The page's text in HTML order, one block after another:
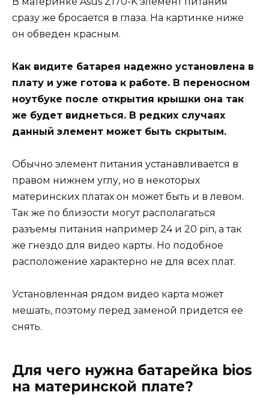
сразу же бросается в глаза. На картинке ниже
он обведен красным.
Как видите батарея надежно установлена в
плату и уже готова к работе. В переносном
ноутбуке после открытия крышки она так
же будет виднеться. В редких случаях
данный элемент может быть скрытым.
Обычно элемент питания устанавливается в
правом нижнем углу, но в некоторых
материнских платах он может быть и в левом.
Так же по близости могут располагаться
разъемы питания например 24 и 20 pin, а так
же гнездо для видео карты. Но подобное
расположение характерно не для всех плат.
Установленная рядом видео карта может
мешать, поэтому перед заменой придется ее
снять.
Для чего нужна батарейка bios
на материнской плате?